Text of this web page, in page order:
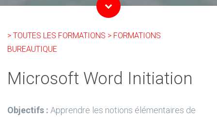
> TOUTES LES FORMATIONS > FORMATIONS
BUREAUTIQUE
Microsoft Word Initiation
Objectifs : Apprendre les notions élémentaires de